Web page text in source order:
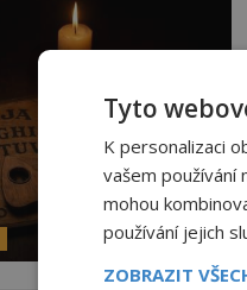
Tyto
K personalizaci
vašem používání
mohou
používání jejich
ZOBRAZIT